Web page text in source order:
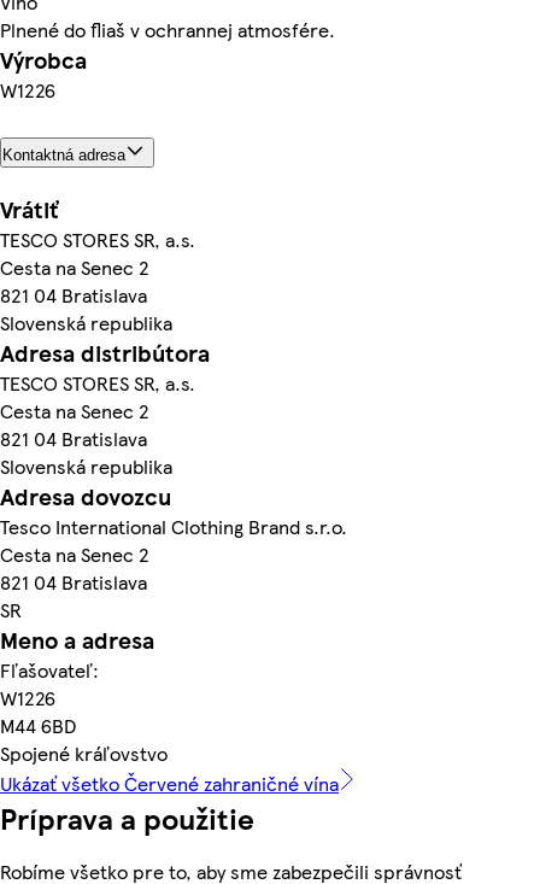
Plnené do fliaš v ochrannej atmosfére.
Výrobca
W1226
Kontaktná adresa
Vrátiť
TESCO STORES SR, a.s.
Cesta na Senec 2
821 04 Bratislava
Slovenská republika
Adresa distribútora
TESCO STORES SR, a.s.
Cesta na Senec 2
821 04 Bratislava
Slovenská republika
Adresa dovozcu
Tesco International Clothing Brand s.r.o.
Cesta na Senec 2
821 04 Bratislava
SR
Meno a adresa
Fľašovateľ:
W1226
M44 6BD
Spojené kráľovstvo
Ukázať všetko Červené zahraničné vína
Príprava a použitie
Robíme všetko pre to, aby sme zabezpečili správnosť